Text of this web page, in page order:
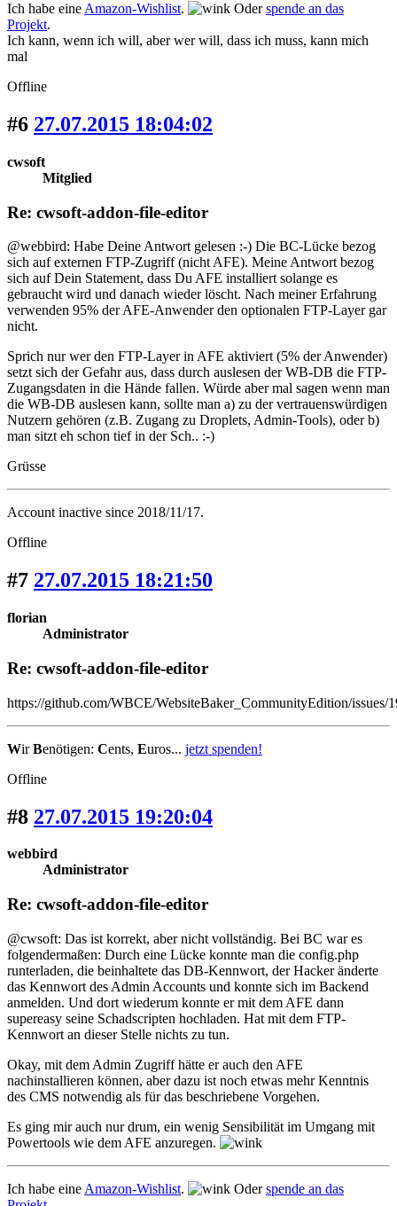
Ich habe eine Amazon-Wishlist. Oderspende an das
Projekt.
Ich kann, wenn ich will, aber wer will, dass ich muss, kann mich
mal
Offline
#6 27.07.2015 18:04:02
cwsoft
Mitglied
Re: cwsoft-addon-file-editor
@webbird: Habe Deine Antwort gelesen :-) Die BC-Lücke bezog
sich auf externen FTP-Zugriff (nicht AFE). Meine Antwort bezog
sich auf Dein Statement, dass Du AFE installiert solange es
gebraucht wird und danach wieder löscht. Nach meiner Erfahrung
verwenden 95% der AFE-Anwender den optionalen FTP-Layer gar
nicht.
Sprich nur wer den FTP-Layer in AFE aktiviert (5% der Anwender)
setzt sich der Gefahr aus, dass durch auslesen der WB-DB die FTP-
Zugangsdaten in die Hände fallen. Würde aber mal sagen wenn man
die WB-DB auslesen kann, sollte man a) zu der vertrauenswürdigen
Nutzern gehören (z.B. Zugang zu Droplets, Admin-Tools), oder b)
man sitzt eh schon tief in der Sch.. :-)
Grüsse
Account inactive since 2018/11/17.
Offline
#7 27.07.2015 18:21:50
florian
Administrator
Re: cwsoft-addon-file-editor
https://github.com/WBCE/WebsiteBaker_CommunityEdition/issues/
WirBenötigen: Cents, Euros... jetzt spenden!
Offline
#8 27.07.2015 19:20:04
webbird
Administrator
Re: cwsoft-addon-file-editor
@cwsoft: Das ist korrekt, aber nicht vollständig. Bei BC war es
folgendermaßen: Durch eine Lücke konnte man die config.php
runterladen, die beinhaltete das DB-Kennwort, der Hacker änderte
das Kennwort des Admin Accounts und konnte sich im Backend
anmelden. Und dort wiederum konnte er mit dem AFE dann
supereasy seine Schadscripten hochladen. Hat mit dem FTP-
Kennwort an dieser Stelle nichts zu tun.
Okay, mit dem Admin Zugriff hätte er auch den AFE
nachinstallieren können, aber dazu ist noch etwas mehr Kenntnis
des CMS notwendig als für das beschriebene Vorgehen.
Es ging mir auch nur drum, ein wenig Sensibilität im Umgang mit
Powertools wie dem AFE anzuregen.
Ich habe eine Amazon-Wishlist. Oderspende an das